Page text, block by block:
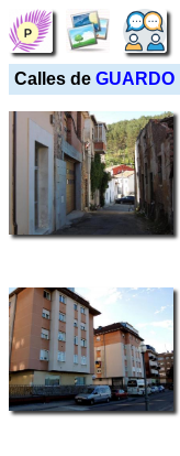
Calles de GUARDO